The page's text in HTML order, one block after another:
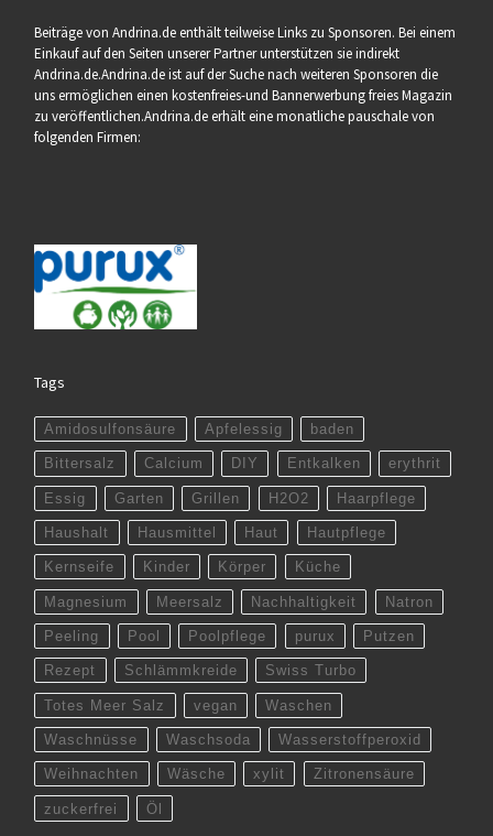
Beiträge von Andrina.de enthält teilweise Links zu Sponsoren. Bei einem
Einkauf auf den Seiten unserer Partner unterstützen sie indirekt
Andrina.de.Andrina.de ist auf der Suche nach weiteren Sponsoren die
uns ermöglichen einen kostenfreies-und Bannerwerbung freies Magazin
zu veröffentlichen.Andrina.de erhält eine monatliche pauschale von
folgenden Firmen:
Tags
Amidosulfonsäure Apfelessig baden
Bittersalz Calcium DIY Entkalken erythrit
Essig Garten Grillen H2O2 Haarpflege
Haushalt Hausmittel Haut Hautpflege
Kernseife Kinder Körper Küche
Magnesium Meersalz Nachhaltigkeit Natron
Peeling Pool Poolpflege purux Putzen
Rezept Schlämmkreide Swiss Turbo
Totes Meer Salz vegan Waschen
Waschnüsse Waschsoda Wasserstoffperoxid
Weihnachten Wäsche xylit Zitronensäure
zuckerfrei Öl